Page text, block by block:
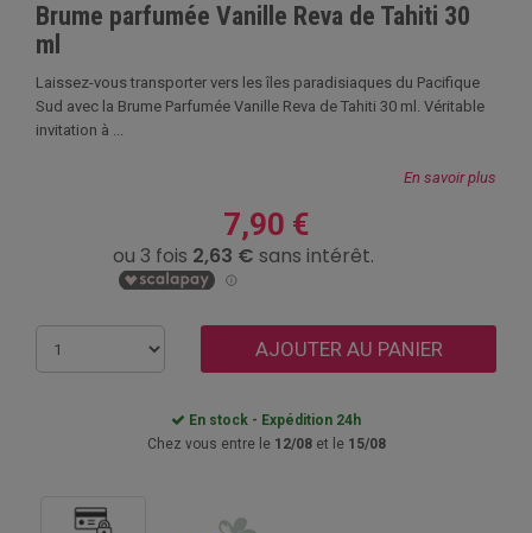
Brume parfumée Vanille Reva de Tahiti 30
ml
Laissez-vous transporter vers les îles paradisiaques du Pacifique
Sud avec la Brume Parfumée Vanille Reva de Tahiti 30 ml. Véritable
invitation à ...
En savoir plus
7,90 €
AJOUTER AU PANIER
En stock - Expédition 24h
Chez vous entre le 12/08et le 15/08